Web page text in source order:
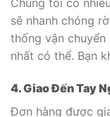
Chúng tôi có
sẽ nhanh chóng
thống vận chuyển
nhất có thể. Bạn
4. Giao Đến Tay
Đơn hàng được